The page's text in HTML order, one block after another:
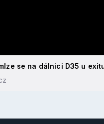
se na dálnici D35 u